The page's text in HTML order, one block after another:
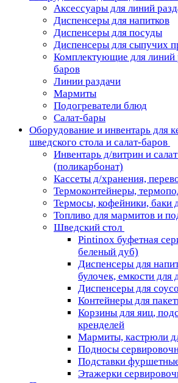
Аксессуары для линий
Диспенсеры для напитков
Диспенсеры для посуды
Диспенсеры для сыпучих
Комплектующие для линий
баров
Линии раздачи
Мармиты
Подогреватели блюд
Салат-бары
Оборудование и инвентарь для
шведского стола и салат-баров
Инвентарь д/витрин и
(поликарбонат)
Кассеты д/хранения,
Термоконтейнеры,
Термосы, кофейники, баки
Топливо для мармитов и
Шведский стол
Pintinox буфетная
беленый дуб)
Диспенсеры для
булочек, емкости для
Диспенсеры для
Контейнеры для
Корзины для яиц,
кренделей
Мармиты, кастрюли
Подносы
Подставки
Этажерки